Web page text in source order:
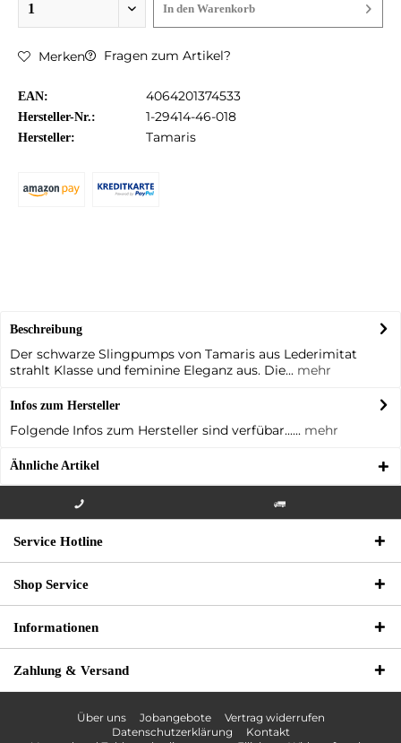
In den Warenkorb
Merken Fragen zum Artikel?
EAN: 4064201374533
Hersteller-Nr.: 1-29414-46-018
Hersteller: Tamaris
Beschreibung
Der schwarze Slingpumps von Tamaris aus Lederimitat
strahlt Klasse und feminine Eleganz aus. Die... mehr
Infos zum Hersteller
Folgende Infos zum Hersteller sind verfübar...... mehr
Ähnliche Artikel
000
Service Hotline
Shop Service
Informationen
Zahlung & Versand
Über uns Jobangebote
Vertrag widerrufen
Datenschutzerklärung
Kontakt